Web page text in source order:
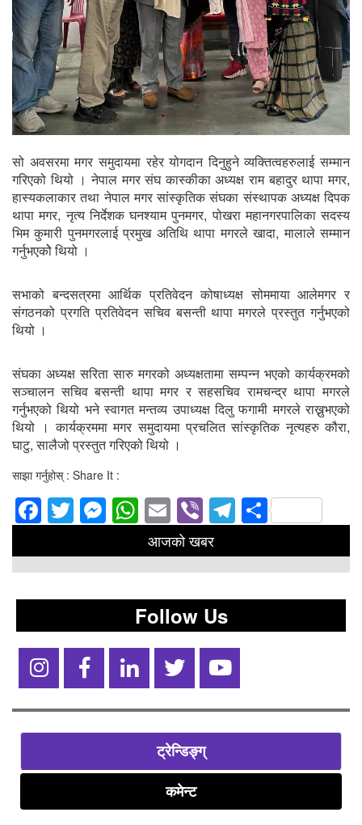
सो अवसरमा मगर समुदायमा रहेर योगदान दिनुहुने व्यक्तित्वहरुलाई सम्मान
गरिएको थियो । नेपाल मगर संघ कास्कीका अध्यक्ष राम बहादुर थापा मगर,
हास्यकलाकार तथा नेपाल मगर सांस्कृतिक संघका संस्थापक अध्यक्ष दिपक
थापा मगर, नृत्य निर्देशक घनश्याम पुनमगर, पोखरा महानगरपालिका सदस्य
भिम कुमारी पुनमगरलाई प्रमुख अतिथि थापा मगरले खादा, मालाले सम्मान
गर्नुभएकोे थियो ।
सभाको बन्दसत्रमा आर्थिक प्रतिवेदन कोषाध्यक्ष सोममाया आलेमगर र
संगठनको प्रगति प्रतिवेदन सचिव बसन्ती थापा मगरले प्रस्तुत गर्नुभएको
थियो ।
संघका अध्यक्ष सरिता सारु मगरको अध्यक्षतामा सम्पन्न भएको कार्यक्रमको
सञ्चालन सचिव बसन्ती थापा मगर र सहसचिव रामचन्द्र थापा मगरले
गर्नुभएको थियो भने स्वागत मन्तव्य उपाध्यक्ष दिलु फगामी मगरले राख्नुभएको
थियो । कार्यक्रममा मगर समुदायमा प्रचलित सांस्कृतिक नृत्यहरु कौरा,
घाटु, सालैजो प्रस्तुत गरिएको थियो ।
साझा गर्नुहोस् : Share It :
Facebook
Twitter
Messenger
WhatsApp
EmailViberTelegram
Share
आजको खबर
Follow Us
ट्रेन्डिङ्ग्
कमेन्ट